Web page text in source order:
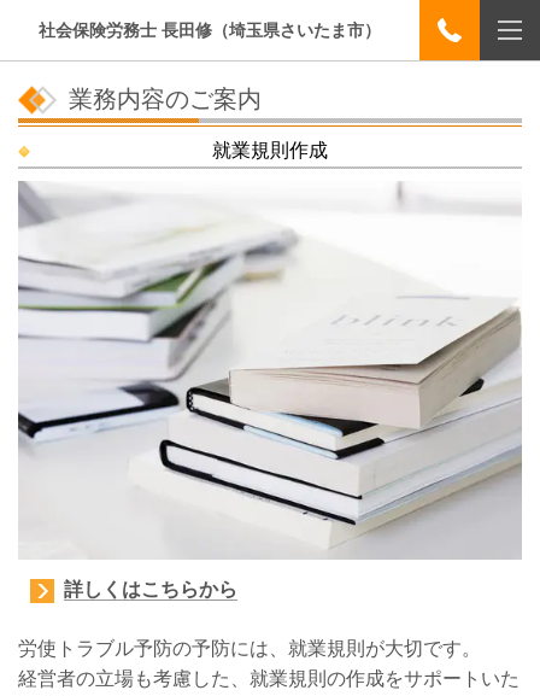
社会保険労務士 長田修（埼玉県さいたま市）
業務内容のご案内
就業規則作成
詳しくはこちらから
労使トラブル予防の予防には、就業規則が大切です。
経営者の立場も考慮した、就業規則の作成をサポートいた